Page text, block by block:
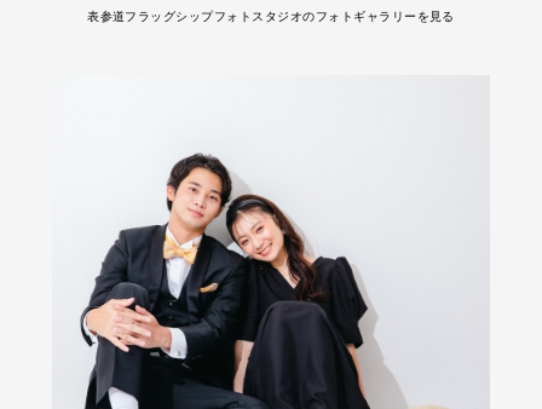
表参道フラッグシップフォトスタジオのフォトギャラリーを見る